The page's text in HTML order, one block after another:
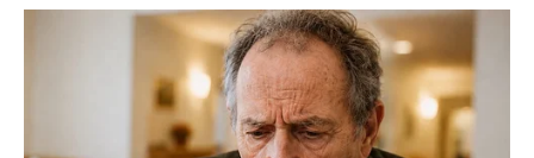
kašasto i ljepljivo. Upravo zato je idealno za jela poput
, raznih pudinga ili kremastih slanih
specijaliteta. Dakle, izbor riže zavisi od namjene:
– prilog uz meso, povrće ili ribu.